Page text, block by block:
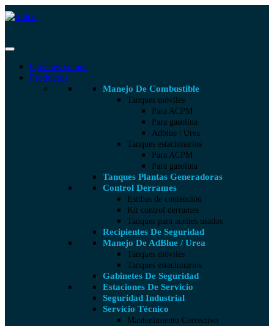
Quiénes somos
Productos
Manejo De Combustible
Tanques móviles
Para ACPM
Para gasolina
Adblue | Urea
Tanques estacionarios
Para ACPM
Para gasolina
Tanques Plantas Generadoras
Control Derrames
Estibas de contención
Kit control derrames
Tanques para aceites usados
Recipientes De Seguridad
Manejo De AdBlue / Urea
Tanques móviles
Tanques estacionarios
Gabinetes De Seguridad
Estaciones De Servicio
Seguridad Industrial
Servicio Técnico
Mantenimiento Correctivo